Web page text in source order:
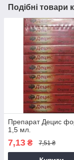
Подібні товари
Препарат Децис
1,5 мл.
7,13 ₴ 7,51 ₴